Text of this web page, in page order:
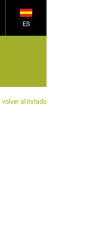
ES
volver al listado